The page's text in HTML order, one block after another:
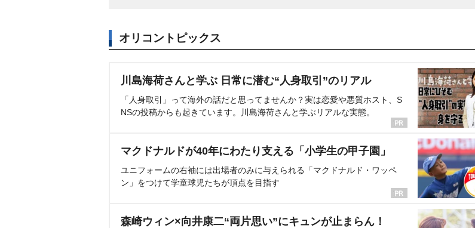
オリコントピックス
川島海荷さんと学ぶ 日常に潜む“人身取引”のリアル
「人身取引」って海外の話だと思ってませんか？実は恋愛や悪質ホスト、S
NSの投稿からも起きています。川島海荷さんと学ぶリアルな実態。
マクドナルドが40年にわたり支える「小学生の甲子園」
ユニフォームの右袖には出場者のみに与えられる「マクドナルド・ワッペ
ン」をつけて学童球児たちが頂点を目指す
森崎ウィン×向井康二“両片思い”にキュンが止まらん！